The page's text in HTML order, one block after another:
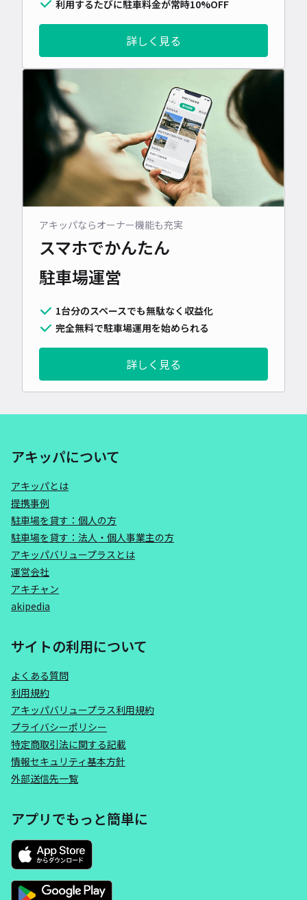
利用するたびに駐車料金が常時10%OFF
詳しく見る
アキッパならオーナー機能も充実
スマホでかんたん
駐車場運営
1台分のスペースでも無駄なく収益化
完全無料で駐車場運用を始められる
詳しく見る
アキッパについて
アキッパとは
提携事例
駐車場を貸す：個人の方
駐車場を貸す：法人・個人事業主の方
アキッパバリュープラスとは
運営会社
アキチャン
akipedia
サイトの利用について
よくある質問
利用規約
アキッパバリュープラス利用規約
プライバシーポリシー
特定商取引法に関する記載
情報セキュリティ基本方針
外部送信先一覧
アプリでもっと簡単に